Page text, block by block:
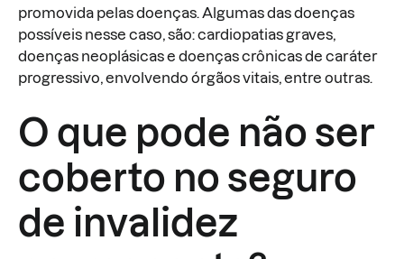
promovida pelas doenças. Algumas das doenças
possíveis nesse caso, são: cardiopatias graves,
doenças neoplásicas e doenças crônicas de caráter
progressivo, envolvendo órgãos vitais, entre outras.
O que pode não ser
coberto no seguro
de invalidez